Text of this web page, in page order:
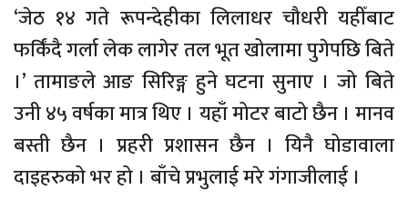
‘जेठ १४ गते रूपन्देहीका लिलाधर चौधरी यहीँबाट
फर्किंदै गर्ला लेक लागेर तल भूत खोलामा पुगेपछि बिते
।’ तामाङले आङ सिरिङ्ग हुने घटना सुनाए । जो बिते
उनी ४५ वर्षका मात्र थिए । यहाँ मोटर बाटो छैन । मानव
बस्ती छैन । प्रहरी प्रशासन छैन । यिनै घोडावाला
दाइहरुको भर हो । बाँचे प्रभुलाई मरे गंगाजीलाई ।